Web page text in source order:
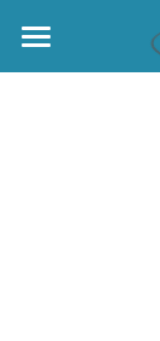
主頁